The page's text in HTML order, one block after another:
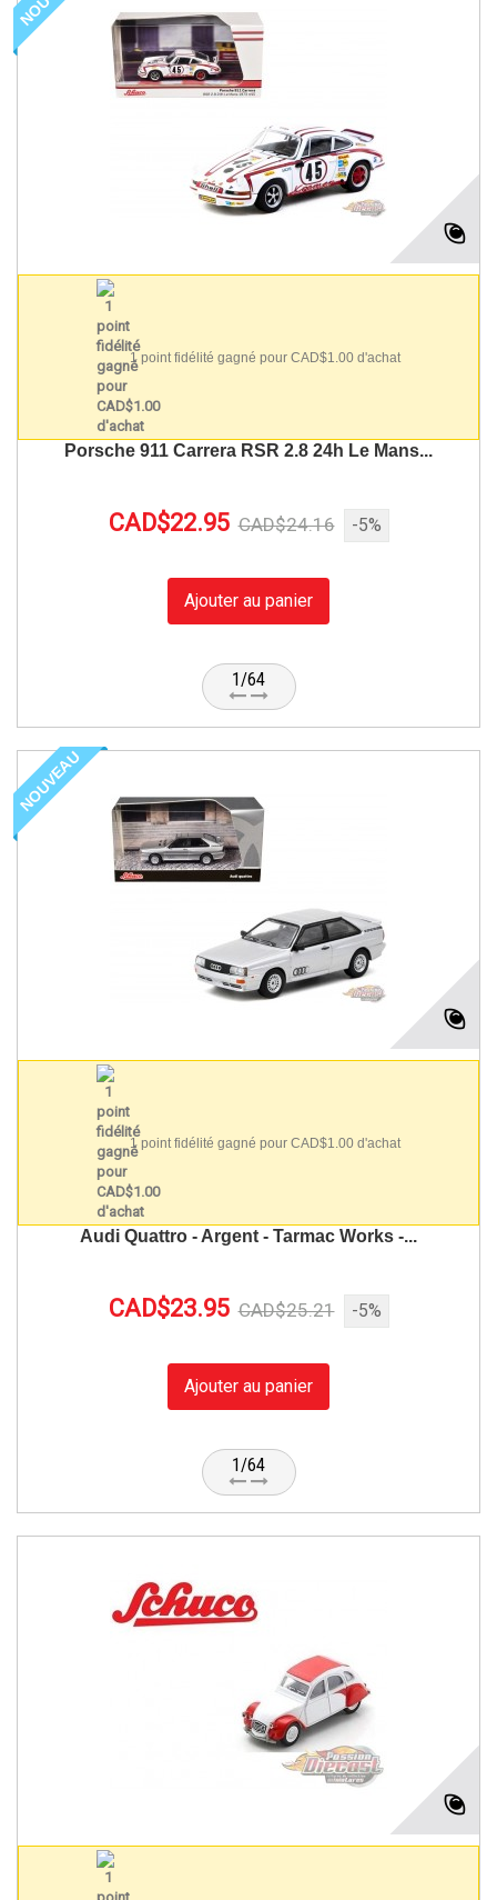
1 point fidélité gagné pour CAD$1.00 d'achat
Porsche 911 Carrera RSR 2.8 24h Le Mans...
CAD$22.95 CAD$24.16 -5%
Ajouter au panier
1/64
NOUVEAU
1 point fidélité gagné pour CAD$1.00 d'achat
Audi Quattro - Argent - Tarmac Works -...
CAD$23.95 CAD$25.21 -5%
Ajouter au panier
1/64